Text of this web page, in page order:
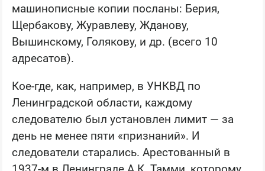
машинописные копии посланы: Берия,
Щербакову, Журавлеву, Жданову,
Вышинскому, Голякову, и др. (всего 10
адресатов).
Кое-где, как, например, в УНКВД по
Ленинградской области, каждому
следователю был установлен лимит — за
день не менее пяти «признаний». И
следователи старались. Арестованный в